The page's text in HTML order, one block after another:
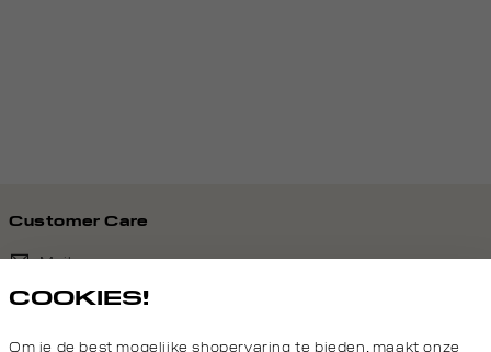
Customer Care
Mail ons
COOKIES!
Om je de best mogelijke shopervaring te bieden, maakt onze